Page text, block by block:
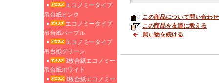
エコノミータイプ
吊台紙ピンク
エコノミータイプ
吊台紙パープル
エコノミータイプ
吊台紙グリーン
3枚合紙エコノミー
吊台紙ホワイト
3枚合紙エコノミー
この商品について問い合わ
この商品を友達に教える
買い物を続ける